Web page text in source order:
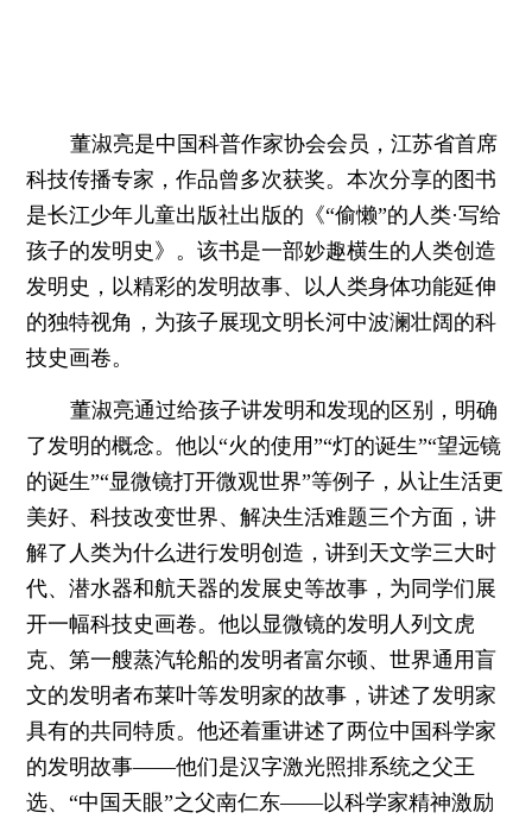
董淑亮是中国科普作家协会会员，江苏省首席
科技传播专家，作品曾多次获奖。本次分享的图书
是长江少年儿童出版社出版的《“偷懒”的人类·写给
孩子的发明史》。该书是一部妙趣横生的人类创造
发明史，以精彩的发明故事、以人类身体功能延伸
的独特视角，为孩子展现文明长河中波澜壮阔的科
技史画卷。
董淑亮通过给孩子讲发明和发现的区别，明确
了发明的概念。他以“火的使用”“灯的诞生”“望远镜
的诞生”“显微镜打开微观世界”等例子，从让生活更
美好、科技改变世界、解决生活难题三个方面，讲
解了人类为什么进行发明创造，讲到天文学三大时
代、潜水器和航天器的发展史等故事，为同学们展
开一幅科技史画卷。他以显微镜的发明人列文虎
克、第一艘蒸汽轮船的发明者富尔顿、世界通用盲
文的发明者布莱叶等发明家的故事，讲述了发明家
具有的共同特质。他还着重讲述了两位中国科学家
的发明故事——他们是汉字激光照排系统之父王
选、“中国天眼”之父南仁东——以科学家精神激励